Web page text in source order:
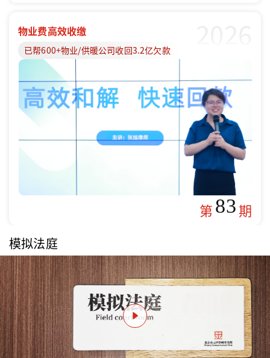
物业费高效收缴
已帮600+物业/供暖公司收回3.2亿欠款
第83期
模拟法庭